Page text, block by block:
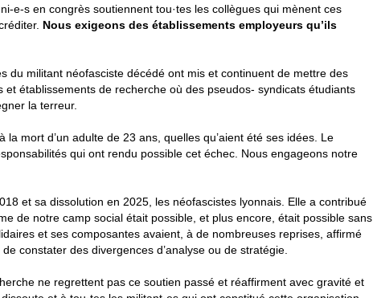
e-s en congrès soutiennent tou·tes les collègues qui mènent ces
Nous exigeons des établissements employeurs qu’ils
du militant néofasciste décédé ont mis et continuent de mettre des
établissements de recherche où des pseudos- syndicats étudiants
la terreur.
mort d’un adulte de 23 ans, quelles qu’aient été ses idées. Le
qui ont rendu possible cet échec. Nous engageons notre
et sa dissolution en 2025, les néofascistes lyonnais. Elle a contribué
de notre camp social était possible, et plus encore, était possible sans
et ses composantes avaient, à de nombreuses reprises, affirmé
de constater des divergences d’analyse ou de stratégie.
ne regrettent pas ce soutien passé et réaffirment avec gravité et